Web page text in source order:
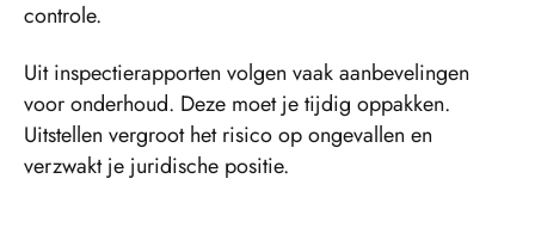
controle.
Uit inspectierapporten volgen vaak aanbevelingen
voor onderhoud. Deze moet je tijdig oppakken.
Uitstellen vergroot het risico op ongevallen en
verzwakt je juridische positie.